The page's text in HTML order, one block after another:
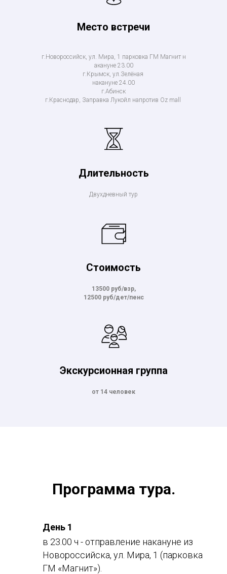
Место встречи
г.Новороссийск, ул. Мира, 1 парковка ГМ Магнит н
акануне 23.00
г.Крымск, ул.Зелёная
накануне 24.00
г.Абинск
г.Краснодар, Заправка Лукойл напротив Oz mall
Длительность
Двухдневный тур
Стоимость
13500 руб/взр,
12500 руб/дет/пенс
Экскурсионная группа
от 14 человек
Программа тура.
День 1
в 23.00 ч - отправление накануне из
Новороссийска, ул. Мира, 1 (парковка
ГМ «Магнит»).